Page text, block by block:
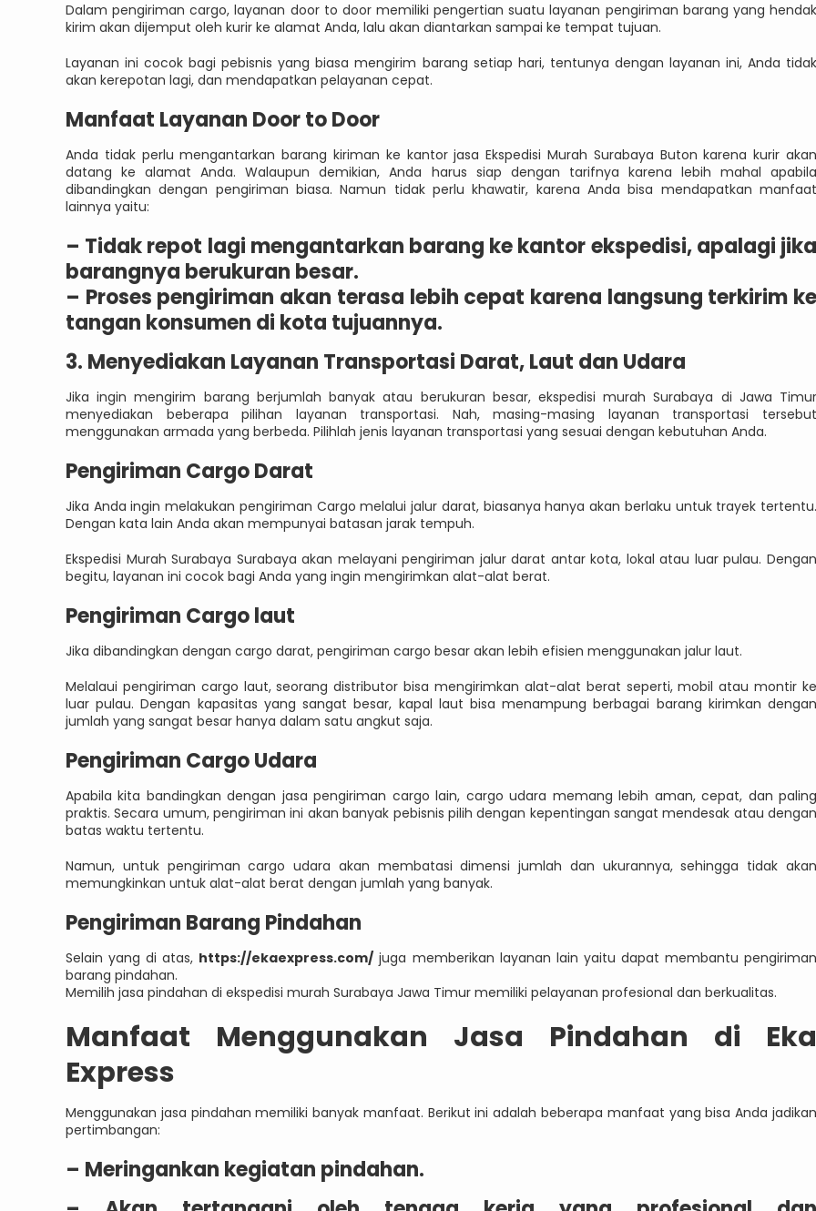
Dalam pengiriman cargo, layanan door to door memiliki pengertian suatu layanan pengiriman barang yang hendak
kirim akan dijemput oleh kurir ke alamat Anda, lalu akan diantarkan sampai ke tempat tujuan.
Layanan ini cocok bagi pebisnis yang biasa mengirim barang setiap hari, tentunya dengan layanan ini, Anda tidak
akan kerepotan lagi, dan mendapatkan pelayanan cepat.
Manfaat Layanan Door to Door
Anda tidak perlu mengantarkan barang kiriman ke kantor jasa Ekspedisi Murah Surabaya Buton karena kurir akan
datang ke alamat Anda. Walaupun demikian, Anda harus siap dengan tarifnya karena lebih mahal apabila
dibandingkan dengan pengiriman biasa. Namun tidak perlu khawatir, karena Anda bisa mendapatkan manfaat
lainnya yaitu:
– Tidak repot lagi mengantarkan barang ke kantor ekspedisi, apalagi jika
barangnya berukuran besar.
– Proses pengiriman akan terasa lebih cepat karena langsung terkirim ke
tangan konsumen di kota tujuannya.
3. Menyediakan Layanan Transportasi Darat, Laut dan Udara
Jika ingin mengirim barang berjumlah banyak atau berukuran besar, ekspedisi murah Surabaya di Jawa Timur
menyediakan beberapa pilihan layanan transportasi. Nah, masing-masing layanan transportasi tersebut
menggunakan armada yang berbeda. Pilihlah jenis layanan transportasi yang sesuai dengan kebutuhan Anda.
Pengiriman Cargo Darat
Jika Anda ingin melakukan pengiriman Cargo melalui jalur darat, biasanya hanya akan berlaku untuk trayek tertentu.
Dengan kata lain Anda akan mempunyai batasan jarak tempuh.
Ekspedisi Murah Surabaya Surabaya akan melayani pengiriman jalur darat antar kota, lokal atau luar pulau. Dengan
begitu, layanan ini cocok bagi Anda yang ingin mengirimkan alat-alat berat.
Pengiriman Cargo laut
Jika dibandingkan dengan cargo darat, pengiriman cargo besar akan lebih efisien menggunakan jalur laut.
Melalaui pengiriman cargo laut, seorang distributor bisa mengirimkan alat-alat berat seperti, mobil atau montir ke
luar pulau. Dengan kapasitas yang sangat besar, kapal laut bisa menampung berbagai barang kirimkan dengan
jumlah yang sangat besar hanya dalam satu angkut saja.
Pengiriman Cargo Udara
Apabila kita bandingkan dengan jasa pengiriman cargo lain, cargo udara memang lebih aman, cepat, dan paling
praktis. Secara umum, pengiriman ini akan banyak pebisnis pilih dengan kepentingan sangat mendesak atau dengan
batas waktu tertentu.
Namun, untuk pengiriman cargo udara akan membatasi dimensi jumlah dan ukurannya, sehingga tidak akan
memungkinkan untuk alat-alat berat dengan jumlah yang banyak.
Pengiriman Barang Pindahan
Selain yang di atas, https://ekaexpress.com/ juga memberikan layanan lain yaitu dapat membantu pengiriman
barang pindahan.
Memilih jasa pindahan di ekspedisi murah Surabaya Jawa Timur memiliki pelayanan profesional dan berkualitas.
Manfaat Menggunakan Jasa Pindahan di Eka
Express
Menggunakan jasa pindahan memiliki banyak manfaat. Berikut ini adalah beberapa manfaat yang bisa Anda jadikan
pertimbangan:
– Meringankan kegiatan pindahan.